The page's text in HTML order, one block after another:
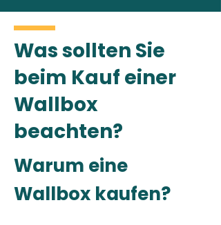
Was sollten Sie
beim Kauf einer
Wallbox
beachten?
Warum eine
Wallbox kaufen?